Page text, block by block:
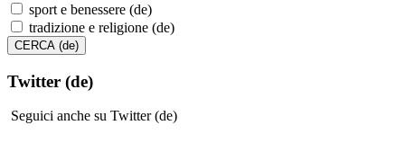
sport e benessere (de)
tradizione e religione (de)
Twitter (de)
Seguici anche su Twitter (de)